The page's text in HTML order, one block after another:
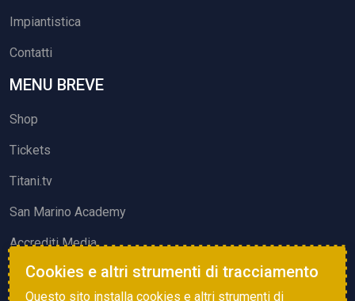
Impiantistica
Contatti
MENU BREVE
Shop
Tickets
Titani.tv
San Marino Academy
Accrediti Media
ATTIVITÀ ED EVENTI
Cookies e altri strumenti di tracciamento
Questo sito installa cookies e altri strumenti di